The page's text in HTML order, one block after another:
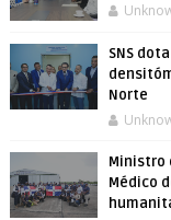
SNS
Norte
Ministro
Médico